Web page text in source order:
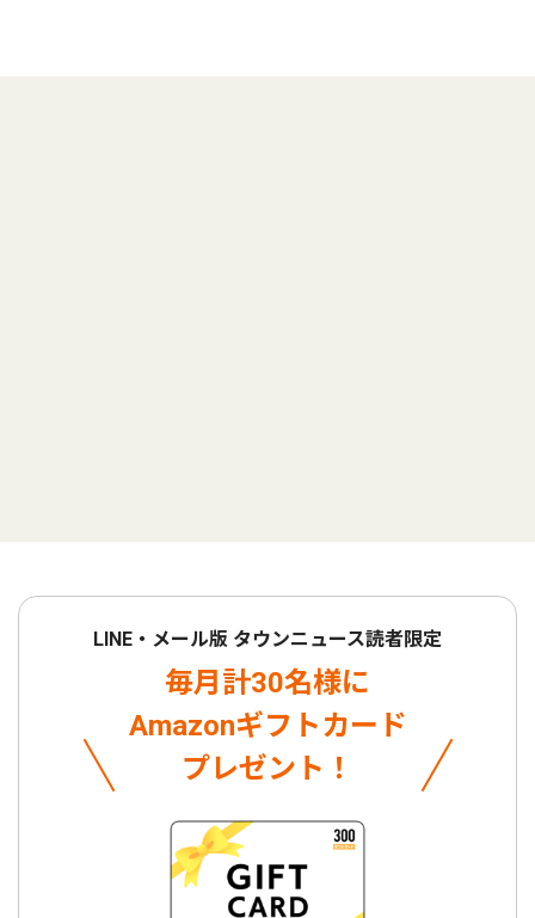
LINE・メール版 タウンニュース読者限定
毎月計30名様に
Amazonギフトカード
プレゼント！